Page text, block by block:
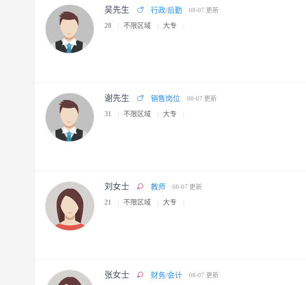
吴先生 行政/后勤 08-07 更新
28 不限区域 大专
谢先生 销售岗位 08-07 更新
31 不限区域 大专
刘女士 教师 08-07 更新
21 不限区域 大专
张女士 财务/会计 08-07 更新